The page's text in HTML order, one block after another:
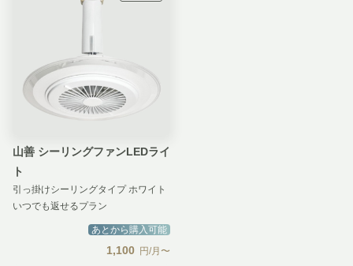
山善 シーリングファンLEDライ
ト
引っ掛けシーリングタイプ ホワイト
いつでも返せるプラン
あとから購入可能
1,100 円/月〜